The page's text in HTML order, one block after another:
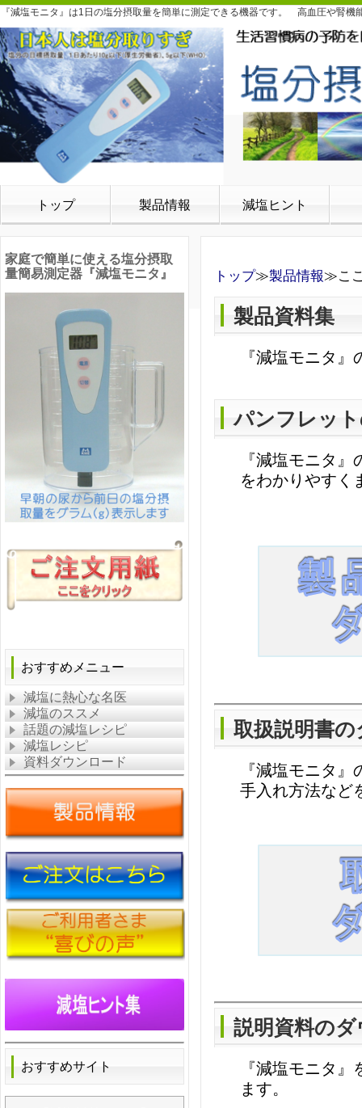
『減塩モニタ』は1日の塩分摂取量を簡単に測定できる機器です。 高血圧や腎
トップ 製品情報 減塩ヒント
トップ≫製品情報≫こ
製品資料集
『減塩モニタ
パンフレッ
『減塩モニタ
をわかりやすく
取扱説明書
『減塩モニタ
手入れ方法など
説明資料の
『減塩モニタ
ます。
家庭で簡単に使える塩分摂取
量簡易測定器『減塩モニタ』
おすすめメニュー
減塩に熱心な名医
減塩のススメ
話題の減塩レシピ
減塩レシピ
資料ダウンロード
おすすめサイト